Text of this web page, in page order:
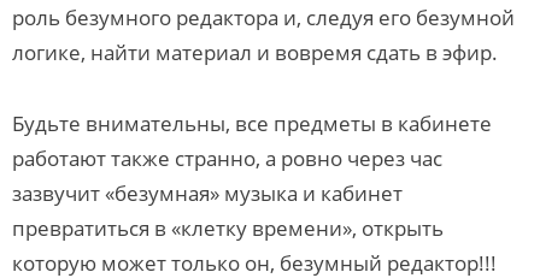
роль безумного редактора и, следуя его безумной
логике, найти материал и вовремя сдать в эфир.
Будьте внимательны, все предметы в кабинете
работают также странно, а ровно через час
зазвучит «безумная» музыка и кабинет
превратиться в «клетку времени», открыть
которую может только он, безумный редактор!!!